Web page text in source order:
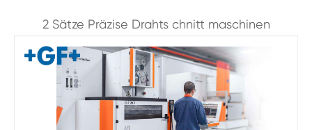
2 Sätze Präzise Drahts chnitt maschinen